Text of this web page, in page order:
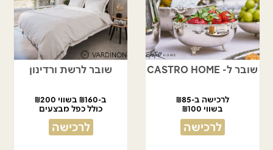
שובר ל- CASTRO HOME
לרכישה ב-₪85
בשווי ₪100
לרכישה
שובר לרשת ורדינון
ב-₪160 בשווי ₪200
כולל כפל מבצעים
לרכישה